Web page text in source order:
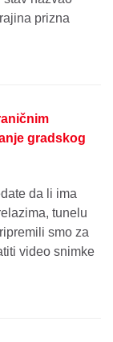
prizna
gradskog
da li ima
tunelu
smo za
video snimke